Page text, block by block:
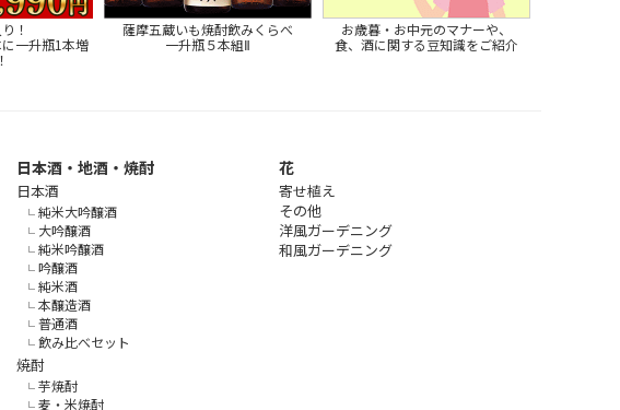
！
一升瓶1本増
薩摩五蔵いも焼酎飲みくらべ
一升瓶５本組Ⅱ
お歳暮・お中元のマナーや、
食、酒に関する豆知識をご紹介
日本酒・地酒・焼酎
日本酒
純米大吟醸酒
大吟醸酒
純米吟醸酒
吟醸酒
純米酒
本醸造酒
普通酒
飲み比べセット
焼酎
芋焼酎
麦・米焼酎
花
寄せ植え
その他
洋風ガーデニング
和風ガーデニング